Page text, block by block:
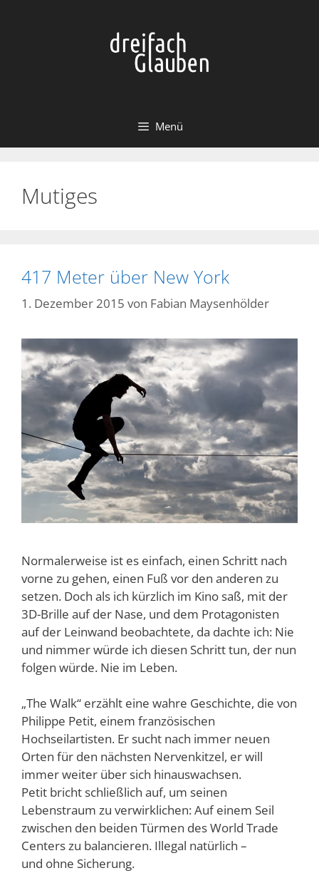
Menü
Mutiges
417 Meter über New York
1. Dezember 2015 von Fabian Maysenhölder
Normalerweise ist es einfach, einen Schritt nach
vorne zu gehen, einen Fuß vor den anderen zu
setzen. Doch als ich kürzlich im Kino saß, mit der
3D-Brille auf der Nase, und dem Protagonisten
auf der Leinwand beobachtete, da dachte ich: Nie
und nimmer würde ich diesen Schritt tun, der nun
folgen würde. Nie im Leben.
„The Walk“ erzählt eine wahre Geschichte, die von
Philippe Petit, einem französischen
Hochseilartisten. Er sucht nach immer neuen
Orten für den nächsten Nervenkitzel, er will
immer weiter über sich hinauswachsen.
Petit bricht schließlich auf, um seinen
Lebenstraum zu verwirklichen: Auf einem Seil
zwischen den beiden Türmen des World Trade
Centers zu balancieren. Illegal natürlich –
und ohne Sicherung.